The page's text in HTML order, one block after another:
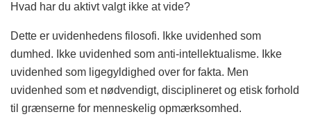
Hvad har du aktivt valgt ikke at vide?
Dette er uvidenhedens filosofi. Ikke uvidenhed som
dumhed. Ikke uvidenhed som anti-intellektualisme. Ikke
uvidenhed som ligegyldighed over for fakta. Men
uvidenhed som et nødvendigt, disciplineret og etisk forhold
til grænserne for menneskelig opmærksomhed.